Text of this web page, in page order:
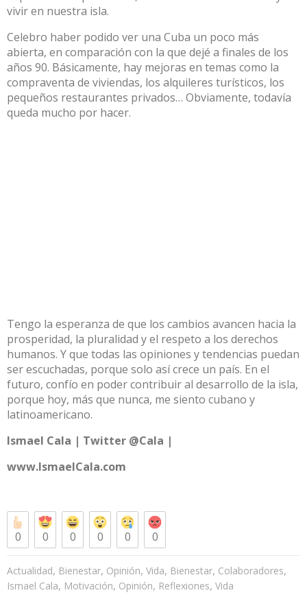
vivir en nuestra isla.
Celebro haber podido ver una Cuba un poco más
abierta, en comparación con la que dejé a finales de los
años 90. Básicamente, hay mejoras en temas como la
compraventa de viviendas, los alquileres turísticos, los
pequeños restaurantes privados… Obviamente, todavía
queda mucho por hacer.
Tengo la esperanza de que los cambios avancen hacia la
prosperidad, la pluralidad y el respeto a los derechos
humanos. Y que todas las opiniones y tendencias puedan
ser escuchadas, porque solo así crece un país. En el
futuro, confío en poder contribuir al desarrollo de la isla,
porque hoy, más que nunca, me siento cubano y
latinoamericano.
Ismael Cala | Twitter @Cala |
www.IsmaelCala.com
0 0 0 0 0 0
Actualidad, Bienestar, Opinión, Vida, Bienestar, Colaboradores,
Ismael Cala, Motivación, Opinión, Reflexiones, Vida